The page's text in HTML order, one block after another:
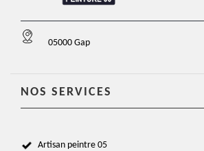
05000 Gap
NOS SERVICES
Artisan peintre 05